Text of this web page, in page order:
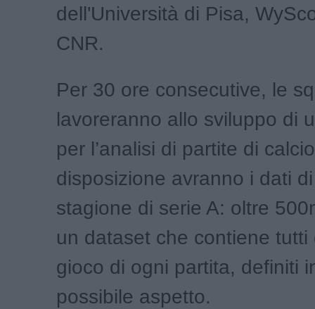
dell'Università di Pisa,
CNR.
Per 30 ore consecutive, le
lavoreranno allo sviluppo di
per l’analisi di partite di
disposizione avranno i dati
stagione di serie A: oltre
un dataset che contiene tutti
gioco di ogni partita, definiti
possibile aspetto.